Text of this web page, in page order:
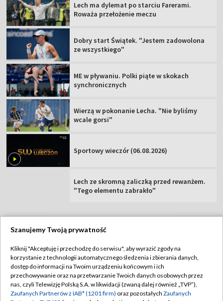
Lech ma dylemat po starciu Farerami.
Roważa przełożenie meczu
Dobry start Świątek. "Jestem zadowolona
ze wszystkiego"
ME w pływaniu. Polki piąte w skokach
synchronicznych
Wierzą w pokonanie Lecha. "Nie byliśmy
wcale gorsi"
Sportowy wieczór (06.08.2026)
Lech ze skromną zaliczką przed rewanżem.
"Tego elementu zabrakło"
Abonament TVP
Sklep TVP
Biuro Reklamy
Regulamin TVP
Polityka prywatności
Moje zgody
Szanujemy Twoją prywatność
Kliknij "Akceptuję i przechodzę do serwisu", aby wyrazić zgody na
korzystanie z technologii automatycznego śledzenia i zbierania danych,
dostęp do informacji na Twoim urządzeniu końcowym i ich
przechowywanie oraz na przetwarzanie Twoich danych osobowych przez
nas, czyli Telewizję Polską S.A. w likwidacji (zwaną dalej również „TVP”),
Zaufanych Partnerów z IAB* (1201 firm) oraz pozostałych Zaufanych